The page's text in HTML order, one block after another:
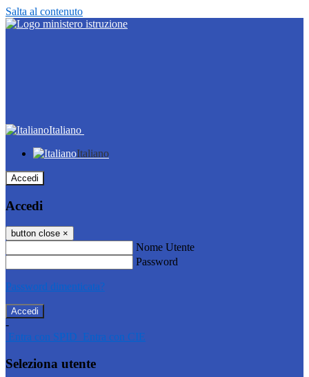
Salta al contenuto
Italiano
Italiano
Accedi
Accedi
button close ×
Nome Utente
Password
Password dimenticata?
-
Entra con SPID Entra con CIE
Seleziona utente